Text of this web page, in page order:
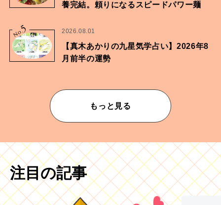
養完結。頼りになるスピードパワー麺
No.5 2026.08.01
【真木あかりの九星気学占い】2026年8
月前半の運勢
もっと見る
注目の記事